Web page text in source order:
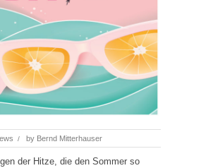
/ by Bernd Mitterhauser
der Hitze, die den Sommer so